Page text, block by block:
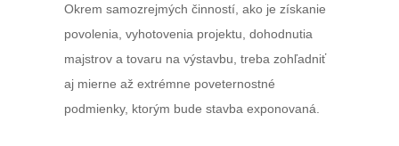
Okrem samozrejmých činností, ako je získanie
povolenia, vyhotovenia projektu, dohodnutia
majstrov a tovaru na výstavbu, treba zohľadniť
aj mierne až extrémne poveternostné
podmienky, ktorým bude stavba exponovaná.